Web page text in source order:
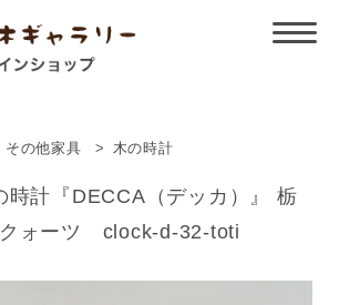
の他家具 > 木の時計
時計『DECCA（デッカ）』 栃
ォーツ clock-d-32-toti